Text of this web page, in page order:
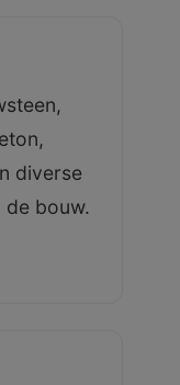
diverse
de bouw.